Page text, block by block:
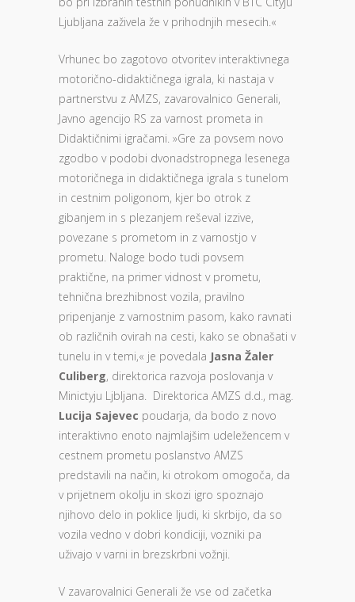
Ljubljana zaživela že v prihodnjih mesecih.«
Vrhunec bo zagotovo otvoritev interaktivnega
motorično-didaktičnega igrala, ki nastaja v
partnerstvu z AMZS, zavarovalnico Generali,
Javno agencijo RS za varnost prometa in
Didaktičnimi igračami. »Gre za povsem novo
zgodbo v podobi dvonadstropnega lesenega
motoričnega in didaktičnega igrala s tunelom
in cestnim poligonom, kjer bo otrok z
gibanjem in s plezanjem reševal izzive,
povezane s prometom in z varnostjo v
prometu. Naloge bodo tudi povsem
praktične, na primer vidnost v prometu,
tehnična brezhibnost vozila, pravilno
pripenjanje z varnostnim pasom, kako ravnati
ob različnih ovirah na cesti, kako se obnašati v
tunelu in v temi,« je povedala Jasna Žaler
Culiberg, direktorica razvoja poslovanja v
Minictyju Ljbljana. Direktorica AMZS d.d., mag.
Lucija Sajevec poudarja, da bodo z novo
interaktivno enoto najmlajšim udeležencem v
cestnem prometu poslanstvo AMZS
predstavili na način, ki otrokom omogoča, da
v prijetnem okolju in skozi igro spoznajo
njihovo delo in poklice ljudi, ki skrbijo, da so
vozila vedno v dobri kondiciji, vozniki pa
uživajo v varni in brezskrbni vožnji.
V zavarovalnici Generali že vse od začetka